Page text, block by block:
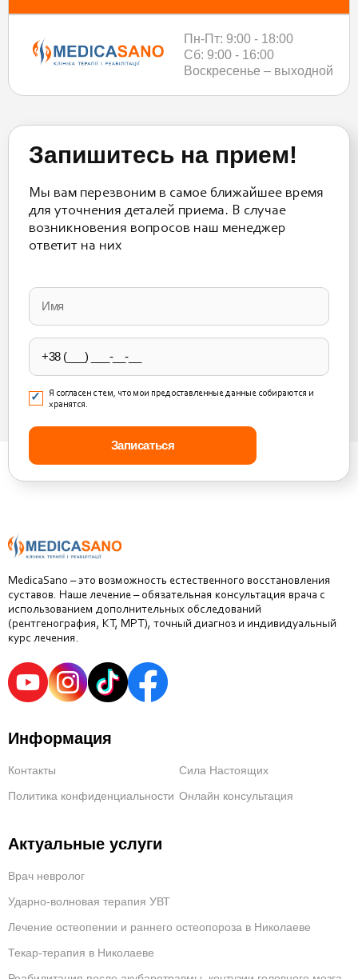
Пн-Пт: 9:00 - 18:00
Сб: 9:00 - 16:00
Воскресенье – выходной
Запишитесь на прием!
Мы вам перезвоним в самое ближайшее время
для уточнения деталей приема. В случае
возникновения вопросов наш менеджер
ответит на них
leave
this
field
empty.
Я согласен с тем, что мои предоставленные данные собираются и
хранятся.
MedicaSano – это возможность естественного восстановления
суставов. Наше лечение – обязательная консультация врача с
использованием дополнительных обследований
(рентгенография, КТ, МРТ), точный диагноз и индивидуальный
курс лечения.
Информация
Контакты
Сила Настоящих
Политика конфиденциальности Онлайн консультация
Актуальные услуги
Врач невролог
Ударно-волновая терапия УВТ
Лечение остеопении и раннего остеопороза в Николаеве
Текар-терапия в Николаеве